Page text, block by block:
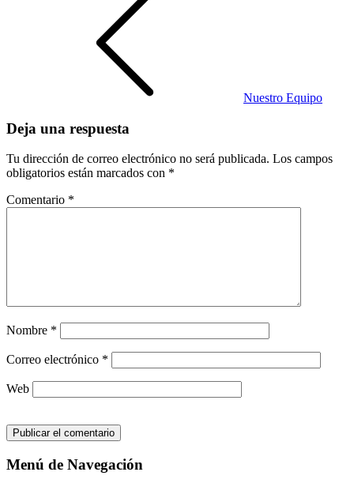
Nuestro Equipo
Deja una respuesta
Tu dirección de correo electrónico no será publicada. Los campos
obligatorios están marcados con *
Comentario *
Nombre *
Correo electrónico *
Web
Menú de Navegación